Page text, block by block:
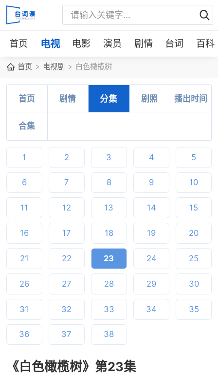
首页 电视 电影 演员 剧情 台词 百科
首页 电视剧 白色橄榄树
首页 剧情 分集 剧照 播出时间
合集
1 2 3 4 5
6 7 8 9 10
11 12 13 14 15
16 17 18 19 20
21 22 23 24 25
26 27 28 29 30
31 32 33 34 35
36 37 38
《白色橄榄树》第23集